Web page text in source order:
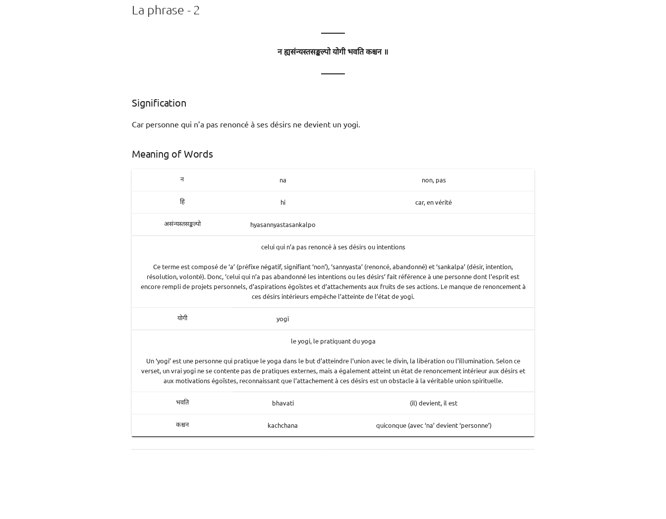
La phrase - 2
———
न ह्यसंन्यस्तसङ्कल्पो योगी भवति कश्चन ॥
———
Signification
Car personne qui n’a pas renoncé à ses désirs ne devient un yogi.
Meaning of Words
न na non, pas
हि hi car, en vérité
असंन्यस्तसङ्कल्पो hyasannyastasankalpo
celui qui n’a pas renoncé à ses désirs ou intentions
Ce terme est composé de ‘a’ (préfixe négatif, signifiant ‘non’), ‘sannyasta’ (renoncé, abandonné) et ‘sankalpa’ (désir, intention,
résolution, volonté). Donc, ‘celui qui n’a pas abandonné les intentions ou les désirs’ fait référence à une personne dont l’esprit est
encore rempli de projets personnels, d’aspirations égoïstes et d’attachements aux fruits de ses actions. Le manque de renoncement à
ces désirs intérieurs empêche l’atteinte de l’état de yogi.
योगी yogî
le yogi, le pratiquant du yoga
Un ‘yogi’ est une personne qui pratique le yoga dans le but d’atteindre l’union avec le divin, la libération ou l’illumination. Selon ce
verset, un vrai yogi ne se contente pas de pratiques externes, mais a également atteint un état de renoncement intérieur aux désirs et
aux motivations égoïstes, reconnaissant que l’attachement à ces désirs est un obstacle à la véritable union spirituelle.
भवति bhavati (il) devient, il est
कश्चन kachchana quiconque (avec ‘na’ devient ‘personne’)